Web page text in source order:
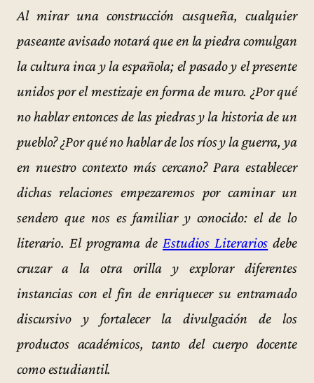
Al mirar una construcción cusqueña, cualquier
paseante avisado notará que en la piedra comulgan
la cultura inca y la española; el pasado y el presente
unidos por el mestizaje en forma de muro. ¿Por qué
no hablar entonces de las piedras y la historia de un
pueblo? ¿Por qué no hablar de los ríos y la guerra, ya
en nuestro contexto más cercano? Para establecer
dichas relaciones empezaremos por caminar un
sendero que nos es familiar y conocido: el de lo
literario. El programa deEstudios Literarios debe
cruzar a la otra orilla y explorar diferentes
instancias con el fin de enriquecer su entramado
discursivo y fortalecer la divulgación de los
productos académicos, tanto del cuerpo docente
como estudiantil.